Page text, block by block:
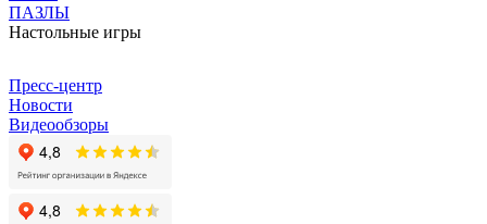
ПАЗЛЫ
Настольные игры
Пресс-центр
Новости
Видеообзоры